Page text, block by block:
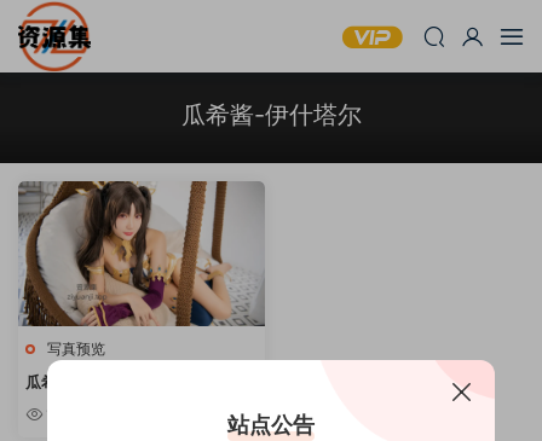
瓜希酱-伊什塔尔
写真预览
瓜希酱 -《伊什塔尔》
站点公告